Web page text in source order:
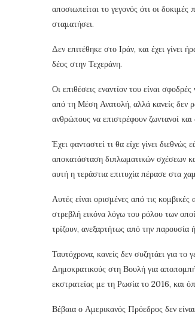
αποσιωπείται το γεγονός ότι οι
σταματήσει.
Δεν επιτέθηκε στο Ιράν, και έχει
δέος στην Τεχεράνη.
Οι επιθέσεις εναντίον του είναι
από τη Μέση Ανατολή, αλλά κανείς δεν
ανθρώπους να επιστρέφουν ζωντανοί
Έχει φανταστεί τι θα είχε γίνει
αποκατάσταση διπλωματικών σχέσεων
αυτή η τεράστια επιτυχία πέρασε στα
Αυτές είναι ορισμένες από τις
στρεβλή εικόνα λόγω του ρόλου των
τρίζουν, ανεξαρτήτως από την παρουσία
Ταυτόχρονα, κανείς δεν συζητάει για
Δημοκρατικούς στη Βουλή για
εκστρατείας με τη Ρωσία το 2016, και
Βέβαια ο Αμερικανός Πρόεδρος δεν